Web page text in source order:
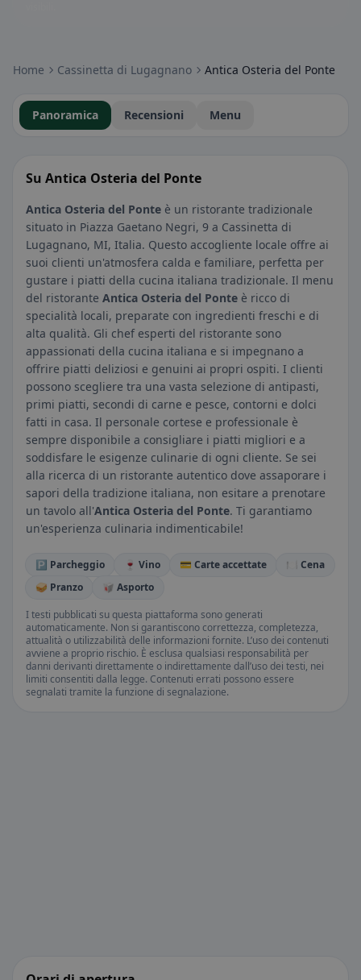
Home Cassinetta di Lugagnano Antica Osteria del Ponte
Panoramica Recensioni Menu
Su Antica Osteria del Ponte
Antica Osteria del Ponte è un ristorante tradizionale
situato in Piazza Gaetano Negri, 9 a Cassinetta di
Lugagnano, MI, Italia. Questo accogliente locale offre ai
suoi clienti un'atmosfera calda e familiare, perfetta per
gustare i piatti della cucina italiana tradizionale. Il menu
del ristorante Antica Osteria del Ponte è ricco di
specialità locali, preparate con ingredienti freschi e di
alta qualità. Gli chef esperti del ristorante sono
appassionati della cucina italiana e si impegnano a
offrire piatti deliziosi e genuini ai propri ospiti. I clienti
possono scegliere tra una vasta selezione di antipasti,
primi piatti, secondi di carne e pesce, contorni e dolci
fatti in casa. Il personale cortese e professionale è
sempre disponibile a consigliare i piatti migliori e a
soddisfare le esigenze culinarie di ogni cliente. Se sei
alla ricerca di un ristorante autentico dove assaporare i
sapori della tradizione italiana, non esitare a prenotare
un tavolo all'Antica Osteria del Ponte. Ti garantiamo
un'esperienza culinaria indimenticabile!
🅿️ Parcheggio 🍷 Vino 💳 Carte accettate
🍽️ Cena
🥪 Pranzo
🥡 Asporto
I testi pubblicati su questa piattaforma sono generati
automaticamente. Non si garantiscono correttezza, completezza,
attualità o utilizzabilità delle informazioni fornite. L’uso dei contenuti
avviene a proprio rischio. È esclusa qualsiasi responsabilità per
danni derivanti direttamente o indirettamente dall’uso dei testi, nei
limiti consentiti dalla legge. Contenuti errati possono essere
segnalati tramite la funzione di segnalazione.